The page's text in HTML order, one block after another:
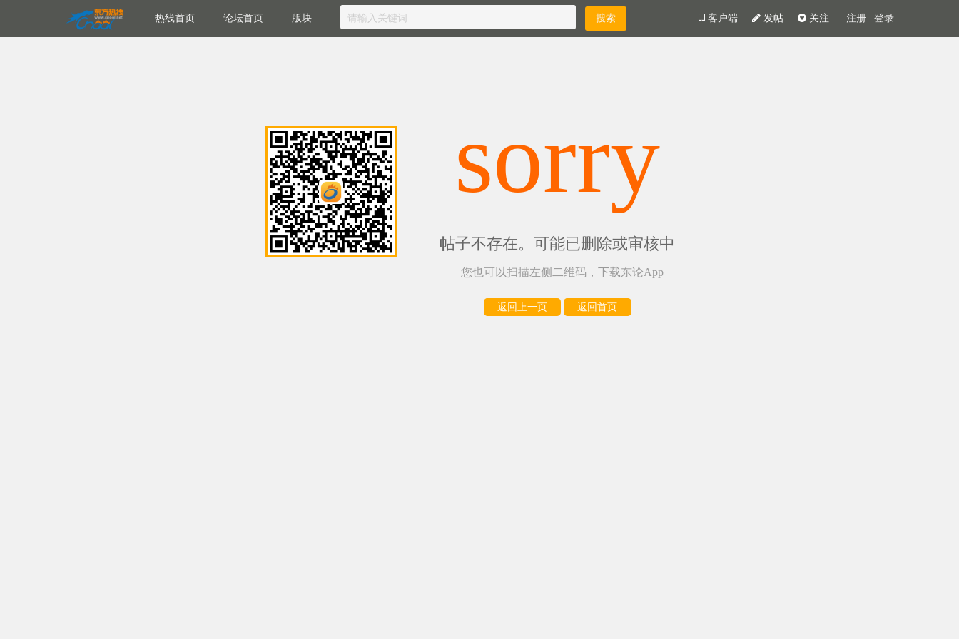
热线首页 论坛首页 版块 注册 登录
关注
发帖
客户端
sorry
帖子不存在。可能已删除或审核中
您也可以扫描左侧二维码，下载东论App
返回上一页 返回首页